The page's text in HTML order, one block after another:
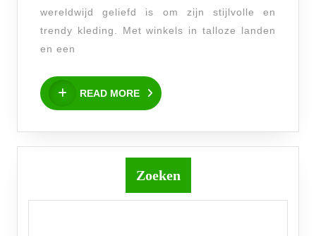
Betaalbaar
wereldwijd geliefd is om zijn stijlvolle en
trendy kleding. Met winkels in talloze landen
en een
READ MORE
READ
MORE
Zoeken